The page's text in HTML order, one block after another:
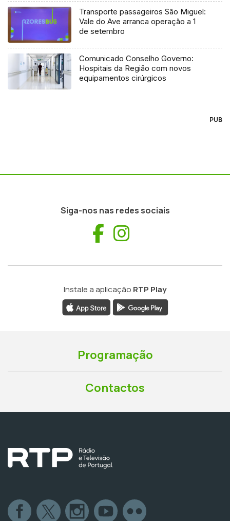
Transporte passageiros São Miguel:
Vale do Ave arranca operação a 1
de setembro
Comunicado Conselho Governo:
Hospitais da Região com novos
equipamentos cirúrgicos
PUB
Siga-nos nas redes sociais
Facebook
Instale a aplicação RTP Play
Programação
Contactos